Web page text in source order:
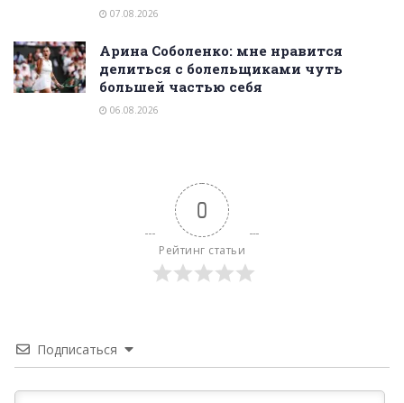
07.08.2026
Арина Соболенко: мне нравится
делиться с болельщиками чуть
большей частью себя
06.08.2026
0
Рейтинг статьи
Подписаться